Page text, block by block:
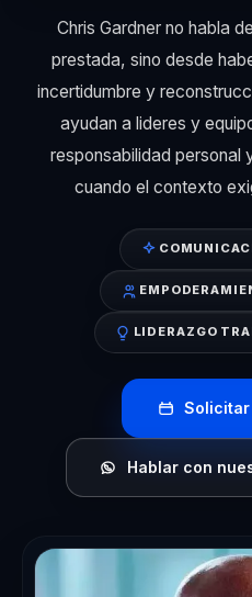
Chris Gardner no habla
prestada, sino desde
incertidumbre y
ayudan a lideres y
responsabilidad personal
cuando el contexto
LIDERAZGO
Solicitar
Hablar con